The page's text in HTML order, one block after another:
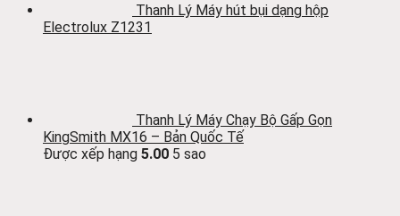
Thanh Lý Máy hút bụi dạng hộp
Electrolux Z1231
Thanh Lý Máy Chạy Bộ Gấp Gọn
KingSmith MX16 – Bản Quốc Tế
Được xếp hạng 5.00 5 sao